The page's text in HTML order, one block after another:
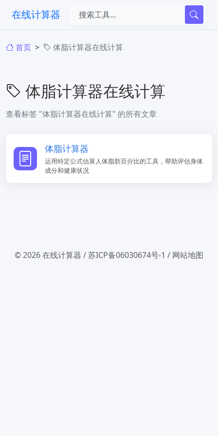
在线计算器
首页 体脂计算器在线计算
体脂计算器在线计算
查看标签 "体脂计算器在线计算" 的所有文章
体脂计算器
运用特定公式估算人体脂肪百分比的工具，帮助评估身体
成分和健康状况
© 2026在线计算器 /苏ICP备06030674号-1 / 网站地图